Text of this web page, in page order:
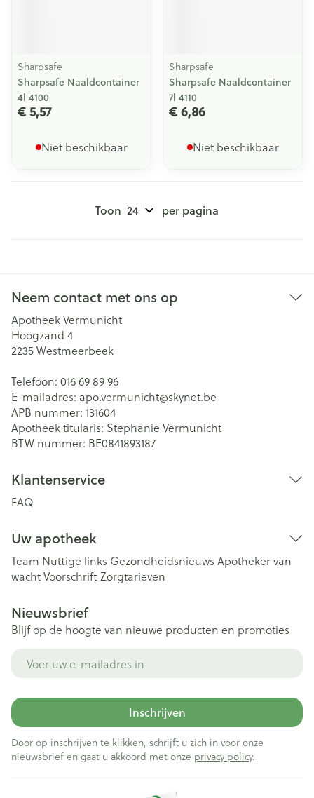
Sharpsafe
Sharpsafe Naaldcontainer
4l 4100
€ 5,57
Niet beschikbaar
Sharpsafe
Sharpsafe Naaldcontainer
7l 4110
€ 6,86
Niet beschikbaar
Toon per pagina
Neem contact met ons op
Apotheek Vermunicht
Hoogzand 4
2235Westmeerbeek
Telefoon: 016 69 89 96
E-mailadres: apo.vermunicht@skynet.be
APB nummer: 131604
Apotheek titularis: Stephanie Vermunicht
BTW nummer: BE0841893187
Klantenservice
FAQ
Uw apotheek
Team Nuttige links Gezondheidsnieuws Apotheker van
wachtVoorschriftZorgtarieven
Nieuwsbrief
Blijf op de hoogte van nieuwe producten en promoties
Inschrijven
Door op inschrijven te klikken, schrijft u zich in voor onze
nieuwsbrief en gaat u akkoord met onze privacy policy.